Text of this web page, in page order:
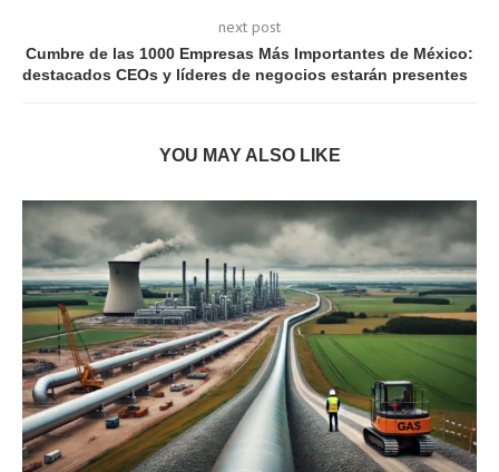
next post
Cumbre de las 1000 Empresas Más Importantes de México:
destacados CEOs y líderes de negocios estarán presentes
YOU MAY ALSO LIKE